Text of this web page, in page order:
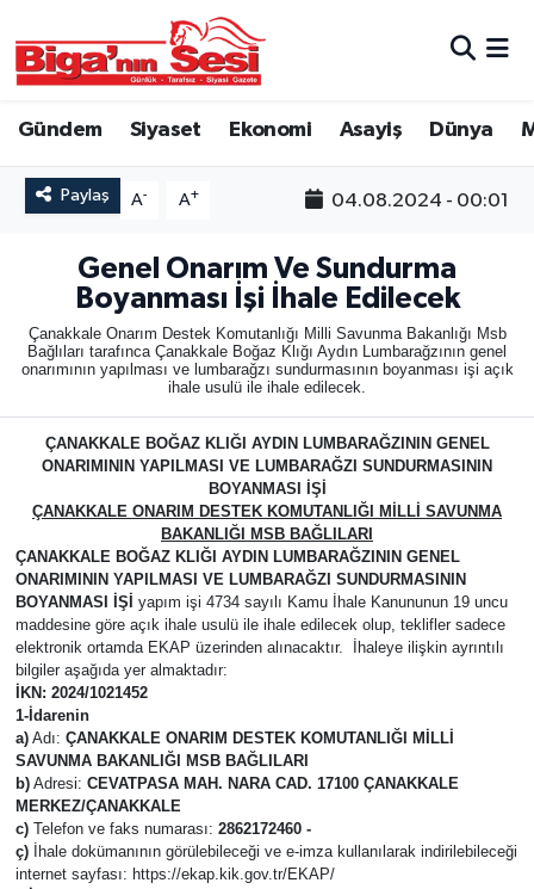
Gündem Siyaset Ekonomi Asayiş Dünya
Paylaş A- A+ 04.08.2024 - 00:01
Genel Onarım Ve Sundurma
Boyanması İşi İhale Edilecek
Çanakkale Onarım Destek Komutanlığı Milli Savunma Bakanlığı Msb
Bağlıları tarafınca Çanakkale Boğaz Klığı Aydın Lumbarağzının genel
onarımının yapılması ve lumbarağzı sundurmasının boyanması işi açık
ihale usulü ile ihale edilecek.
ÇANAKKALE BOĞAZ KLIĞI AYDIN LUMBARAĞZININ GENEL
ONARIMININ YAPILMASI VE LUMBARAĞZI SUNDURMASININ
BOYANMASI İŞİ
ÇANAKKALE ONARIM DESTEK KOMUTANLIĞI MİLLİ SAVUNMA
BAKANLIĞI MSB BAĞLILARI
ÇANAKKALE BOĞAZ KLIĞI AYDIN LUMBARAĞZININ GENEL
ONARIMININ YAPILMASI VE LUMBARAĞZI SUNDURMASININ
BOYANMASI İŞİ yapım işi 4734 sayılı Kamu İhale Kanununun 19 uncu
maddesine göre açık ihale usulü ile ihale edilecek olup, teklifler sadece
elektronik ortamda EKAP üzerinden alınacaktır. İhaleye ilişkin ayrıntılı
bilgiler aşağıda yer almaktadır:
İKN: 2024/1021452
1-İdarenin
a)Adı: ÇANAKKALE ONARIM DESTEK KOMUTANLIĞI MİLLİ
SAVUNMA BAKANLIĞI MSB BAĞLILARI
b)Adresi: CEVATPASA MAH. NARA CAD. 17100 ÇANAKKALE
MERKEZ/ÇANAKKALE
c)Telefon ve faks numarası: 2862172460 -
ç)İhale dokümanının görülebileceği ve e-imza kullanılarak indirilebileceği
internet sayfası: https://ekap.kik.gov.tr/EKAP/
Asayiş
Belde ve Köyler
Belediye
Dünya
Ekonomi
Genel
Gündem
Hava Durumu
İlan
Kültür Sanat
Magazin
Otomobil
Çanakkale Hava Durumu
Süper Lig Puan Durumu ve Fikstür
Tüm Manşetler
Son Dakika Haberleri
Haber Arşivi